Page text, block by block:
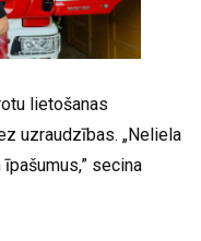
lietošanas
uzraudzības. „Neliela
secina